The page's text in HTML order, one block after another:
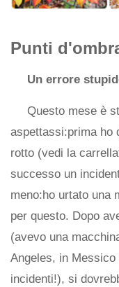
Punti
Un errore
Questo mese è
aspettassi:prima ho
rotto (vedi la
successo un
meno:ho urtato una
per questo. Dopo
(avevo una
Angeles, in
incidenti!), si